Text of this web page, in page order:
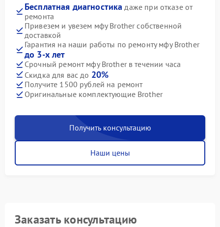
Бесплатная диагностика даже при отказе от
ремонта
Привезем и увезем мфу Brother собственной
доставкой
Гарантия на наши работы по ремонту мфу Brother
до 3-х лет
Срочный ремонт мфу Brother в течении часа
Скидка для вас до 20%
Получите 1500 рублей на ремонт
Оригинальные комплектующие Brother
Получить консультацию
Наши цены
Заказать консультацию